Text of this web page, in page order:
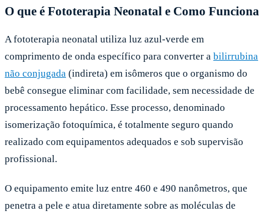
O que é Fototerapia Neonatal e Como Funciona
A fototerapia neonatal utiliza luz azul-verde em
comprimento de onda específico para converter a bilirrubina
não conjugada (indireta) em isômeros que o organismo do
bebê consegue eliminar com facilidade, sem necessidade de
processamento hepático. Esse processo, denominado
isomerização fotoquímica, é totalmente seguro quando
realizado com equipamentos adequados e sob supervisão
profissional.
O equipamento emite luz entre 460 e 490 nanômetros, que
penetra a pele e atua diretamente sobre as moléculas de